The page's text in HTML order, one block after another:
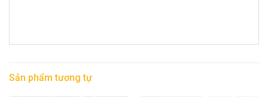
Sản phẩm tương tự